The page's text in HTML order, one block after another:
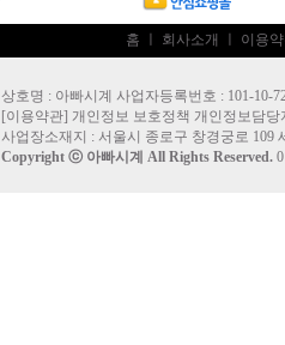
홈 회사소개 이용
상호명 : 아빠시계 사업자등록번호 : 101-10-
[이용약관] 개인정보 보호정책 개인정보담
사업장소재지 : 서울시 종로구 창경궁로 109
Copyright ⓒ 아빠시계 All Rights Reserved.